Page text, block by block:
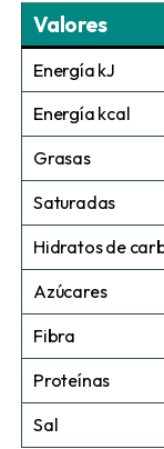
Valores
Energía kJ
Energía kcal
Grasas
Saturadas
Hidratos de
Azúcares
Fibra
Proteínas
Sal